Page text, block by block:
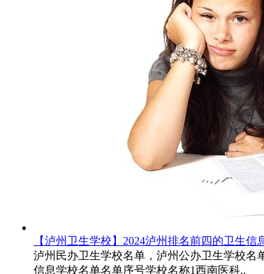
【泸州卫生学校】2024泸州排名前四的卫生信
泸州民办卫生学校名单，泸州公办卫生学校名
信息学校名单名单序号学校名称1西南医科..